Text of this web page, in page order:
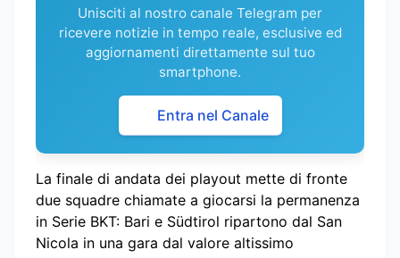
Unisciti al nostro canale Telegram per
ricevere notizie in tempo reale, esclusive ed
aggiornamenti direttamente sul tuo
smartphone.
Entra nel Canale
La finale di andata dei playout mette di fronte
due squadre chiamate a giocarsi la permanenza
in Serie BKT: Bari e Südtirol ripartono dal San
Nicola in una gara dal valore altissimo